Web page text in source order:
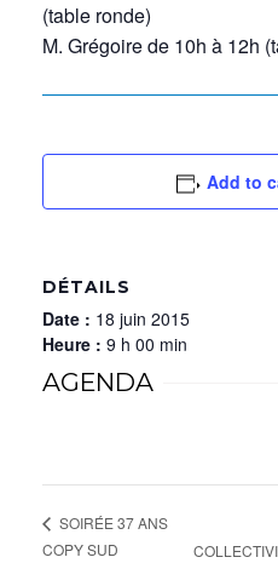
(table ronde)
M. Grégoire de 10h à 12h
Add to
DÉTAILS
Date : 18 juin 2015
Heure : 9 h 00 min
AGENDA
SOIRÉE 37 ANS
COPY SUD